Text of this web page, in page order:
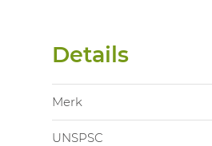
Details
Merk
UNSPSC